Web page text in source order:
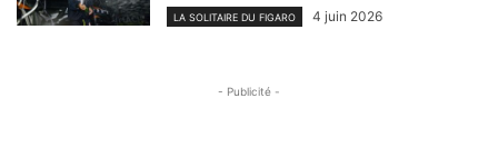
LA SOLITAIRE DU FIGARO 4 juin 2026
- Publicité -